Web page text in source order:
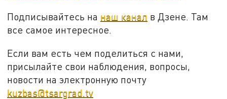
Подписывайтесь на наш канал в Дзене. Там
все самое интересное.
Если вам есть чем поделиться с нами,
присылайте свои наблюдения, вопросы,
новости на электронную почту
kuzbas@tsargrad.tv